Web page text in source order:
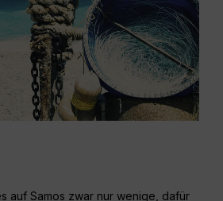
auf Samos zwar nur wenige, dafür